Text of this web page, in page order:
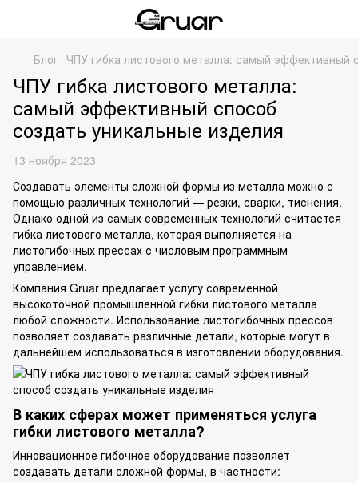
Блог ЧПУ гибка листового металла: самый эффективный
ЧПУ гибка листового металла:
самый эффективный способ
создать уникальные изделия
13 ноября 2023
Создавать элементы сложной формы из металла можно с
помощью различных технологий — резки, сварки, тиснения.
Однако одной из самых современных технологий считается
гибка листового металла, которая выполняется на
листогибочных прессах с числовым программным
управлением.
Компания Gruar предлагает услугу современной
высокоточной промышленной гибки листового металла
любой сложности. Использование листогибочных прессов
позволяет создавать различные детали, которые могут в
дальнейшем использоваться в изготовлении оборудования.
В каких сферах может применяться услуга
гибки листового металла?
Инновационное гибочное оборудование позволяет
создавать детали сложной формы, в частности: